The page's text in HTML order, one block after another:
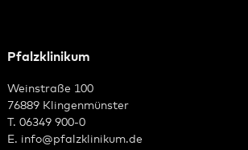
Pfalzklinikum
Weinstraße 100
76889 Klingenmünster
T. 06349 900-0
E. info@pfalzklinikum.de